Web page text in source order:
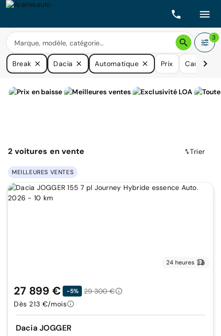
3
Break Dacia Automatique Prix
2 voitures en vente Trier
MEILLEURES VENTES
24 heures
Dacia JOGGER
27 899 € -5%
29 300 €
Dès 213 €/mois